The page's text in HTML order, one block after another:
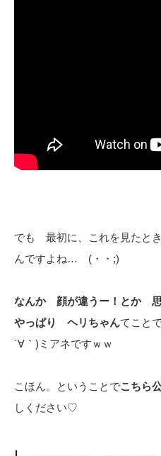
でも 最初に、これを見たと
んですよね… (・・;)
なんか 顔が違うー！とか 思
やっぱり ヘリちゃんてこと
´∀｀)ミアネですｗｗ
こほん。ということでこちら
しください♡